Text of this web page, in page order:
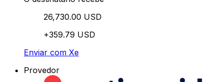
26,730.00 USD
+359.79 USD
Enviar com Xe
Provedor